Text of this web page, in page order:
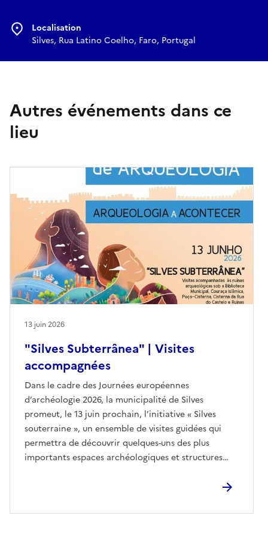
Localisation
Silves, Rua Latino Coelho, Faro, Portugal
Autres événements dans ce
lieu
"Silves Subterrânea" | Visites
accompagnées
Dans le cadre des Journées européennes
d’archéologie 2026, la municipalité de Silves
promeut, le 13 juin prochain, l’initiative « Silves
souterraine », un ensemble de visites guidées qui
permettra de découvrir quelques-uns des plus
importants espaces archéologiques et structures
une perspective unique sur le patrimoine caché de
aux ruines archéologiques situées sous la
13 juin 2026